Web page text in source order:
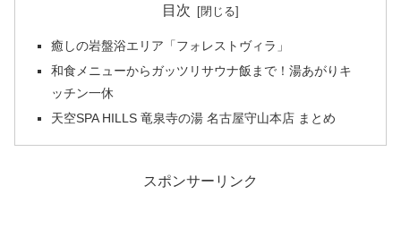
目次
癒しの岩盤浴エリア「フォレストヴィラ」
和食メニューからガッツリサウナ飯まで！湯あがりキ
ッチン一休
天空SPA HILLS 竜泉寺の湯 名古屋守山本店 まとめ
スポンサーリンク